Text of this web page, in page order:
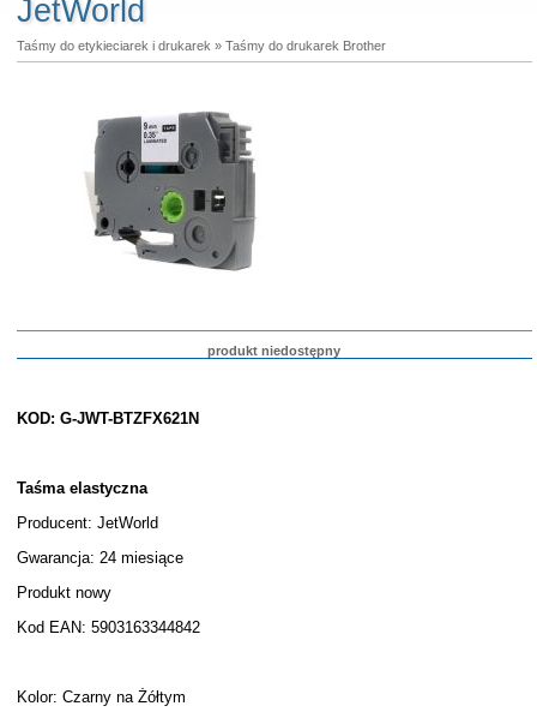
JetWorld
Taśmy do etykieciarek i drukarek » Taśmy do drukarek Brother
produkt niedostępny
KOD: G-JWT-BTZFX621N
Taśma elastyczna
Producent: JetWorld
Gwarancja: 24 miesiące
Produkt nowy
Kod EAN: 5903163344842
Kolor: Czarny na Żółtym